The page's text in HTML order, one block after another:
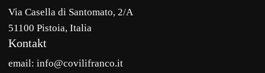
Via Casella di Santomato, 2/A
51100 Pistoia, Italia
Kontakt
email: info@covilifranco.it